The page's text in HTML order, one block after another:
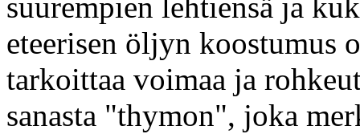
suurempien lehtiensä ja
eteerisen öljyn koostumus
tarkoittaa voimaa ja
sanasta "thymon", joka